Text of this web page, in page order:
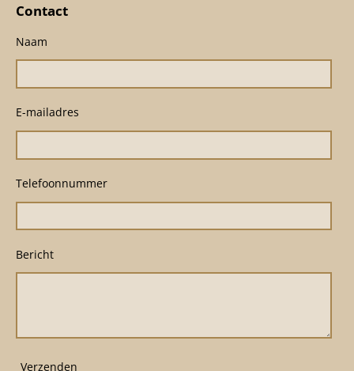
Contact
Naam
E-mailadres
Telefoonnummer
Bericht
Verzenden